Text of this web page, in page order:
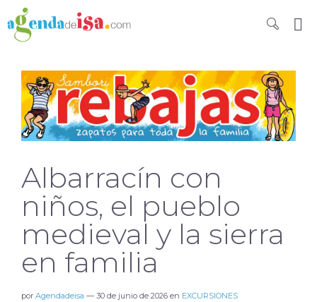
Albarracín con
niños, el pueblo
medieval y la sierra
en familia
por Agendadeisa — 30 de junio de 2026 en EXCURSIONES